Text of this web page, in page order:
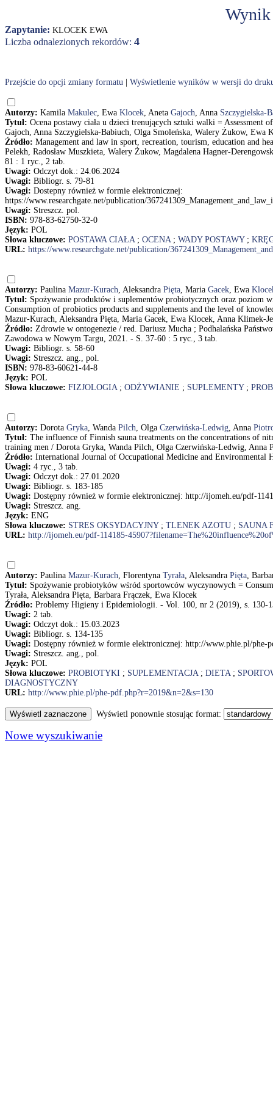
Zapytanie: KLOCEK EWA
Liczba odnalezionych rekordów: 4
Przejście do opcji zmiany formatu Wyświetlenie wyników w wersji do
Autorzy: Kamila Makulec, Ewa Klocek, Aneta Gajoch, Anna Szczygielska-
Tytuł: Ocena postawy ciała u dzieci trenujących sztuki walki =
Gajoch, Anna Szczygielska-Babiuch, Olga Smoleńska, Walery Żukow, Ewa
Źródło: Management and law in sport, recreation, tourism, education and
Pelekh, Radosław Muszkieta, Walery Żukow, Magdalena Hagner-
81 : 1 ryc., 2 tab.
Uwagi: Odczyt dok.: 24.06.2024
Uwagi: Bibliogr. s. 79-81
Uwagi: Dostepny również w formie elektronicznej:
https://www.researchgate.net/publication/
Uwagi: Streszcz. pol.
ISBN: 978-83-62750-32-0
Język: POL
Słowa kluczowe: POSTAWA CIAŁA; OCENA; WADY POSTAWY;
URL: https://www.researchgate.net/publication/
Autorzy: Paulina Mazur-Kurach, Aleksandra Pięta, Maria Gacek, Ewa
Tytuł: Spożywanie produktów i suplementów probiotycznych oraz poziom
Consumption of probiotics products and supplements and the level of
Mazur-Kurach, Aleksandra Pięta, Maria Gacek, Ewa Klocek, Anna Klimek-
Źródło: Zdrowie w ontogenezie / red. Dariusz Mucha ; Podhalańska
Zawodowa w Nowym Targu, 2021. - S. 37-60 : 5 ryc., 3 tab.
Uwagi: Bibliogr. s. 58-60
Uwagi: Streszcz. ang., pol.
ISBN: 978-83-60621-44-8
Język: POL
Słowa kluczowe: FIZJOLOGIA; ODŻYWIANIE ; SUPLEMENTY;
Autorzy: Dorota Gryka, Wanda Pilch, Olga Czerwińska-Ledwig, Anna
Tytuł: The influence of Finnish sauna treatments on the concentrations of
training men / Dorota Gryka, Wanda Pilch, Olga Czerwińska-Ledwig, Anna
Źródło: International Journal of Occupational Medicine and Environmental
Uwagi: 4 ryc., 3 tab.
Uwagi: Odczyt dok.: 27.01.2020
Uwagi: Bibliogr. s. 183-185
Uwagi: Dostępny również w formie elektronicznej: http://ijomeh.eu/pdf-
Uwagi: Streszcz. ang.
Język: ENG
Słowa kluczowe: STRES OKSYDACYJNY; TLENEK AZOTU ; SAUNA
URL: http://ijomeh.eu/pdf-114185-
Autorzy: Paulina Mazur-Kurach, Florentyna Tyrała, Aleksandra Pięta,
Tytuł: Spożywanie probiotyków wśród sportowców wyczynowych =
Tyrała, Aleksandra Pięta, Barbara Frączek, Ewa Klocek
Źródło: Problemy Higieny i Epidemiologii. - Vol. 100, nr 2 (2019), s. 130-
Uwagi: 2 tab.
Uwagi: Odczyt dok.: 15.03.2023
Uwagi: Bibliogr. s. 134-135
Uwagi: Dostępny również w formie elektronicznej: http://www.phie.pl/phe-
Uwagi: Streszcz. ang., pol.
Język: POL
Słowa kluczowe: PROBIOTYKI ; SUPLEMENTACJA; DIETA;
DIAGNOSTYCZNY
URL: http://www.phie.pl/phe-pdf.php?r=2019&n=2&s=130
Wyświetl ponownie stosując format:
Nowe wyszukiwanie